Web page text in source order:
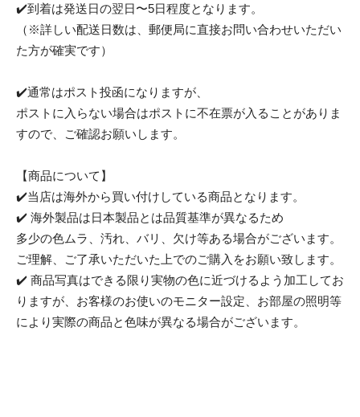
✔️到着は発送日の翌日〜5日程度となります。
（※詳しい配送日数は、郵便局に直接お問い合わせいただい
た方が確実です）
✔️通常はポスト投函になりますが、
ポストに入らない場合はポストに不在票が入ることがありま
すので、ご確認お願いします。
【商品について】
✔️当店は海外から買い付けしている商品となります。
✔️ 海外製品は日本製品とは品質基準が異なるため
多少の色ムラ、汚れ、バリ、欠け等ある場合がございます。
ご理解、ご了承いただいた上でのご購入をお願い致します。
✔️ 商品写真はできる限り実物の色に近づけるよう加工してお
りますが、お客様のお使いのモニター設定、お部屋の照明等
により実際の商品と色味が異なる場合がございます。